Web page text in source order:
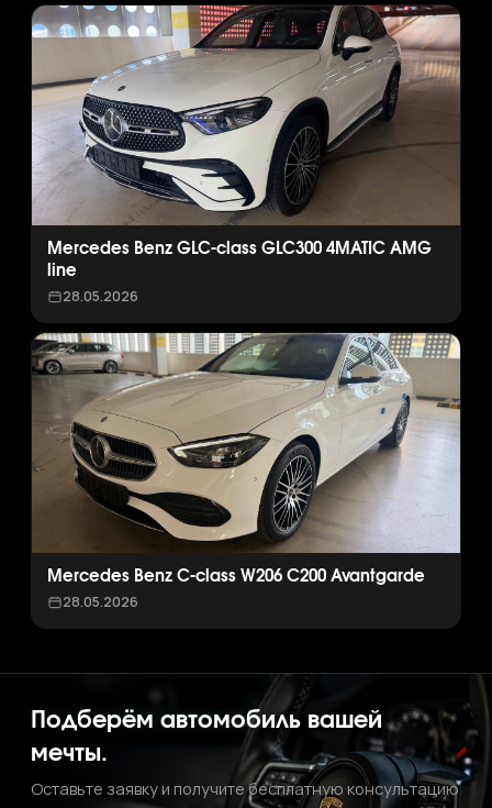
Mercedes Benz GLC-class GLC300 4MATIC AMG
line
28.05.2026
Mercedes Benz C-class W206 C200 Avantgarde
28.05.2026
Подберём автомобиль вашей
мечты.
Оставьте заявку и получите бесплатную консультацию